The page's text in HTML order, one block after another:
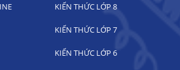
KIẾN THỨC LỚP 8
KIẾN THỨC LỚP 7
KIẾN THỨC LỚP 6